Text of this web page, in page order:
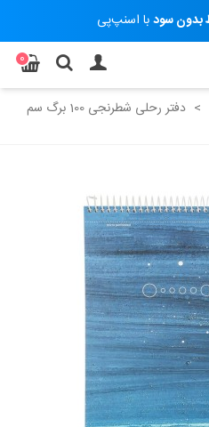
با اسنپ‌پی
0
>
دفتر رحلی شطرنجی 100 برگ سم